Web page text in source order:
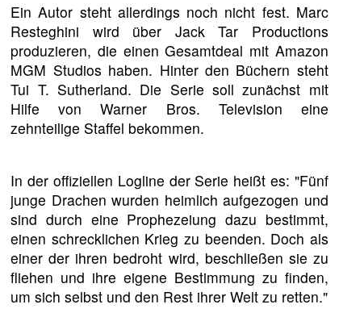
Ein Autor steht allerdings noch nicht fest. Marc
Resteghini wird über Jack Tar Productions
produzieren, die einen Gesamtdeal mit Amazon
MGM Studios haben. Hinter den Büchern steht
Tui T. Sutherland. Die Serie soll zunächst mit
Hilfe von Warner Bros. Television eine
zehnteilige Staffel bekommen.
In der offiziellen Logline der Serie heißt es: "Fünf
junge Drachen wurden heimlich aufgezogen und
sind durch eine Prophezeiung dazu bestimmt,
einen schrecklichen Krieg zu beenden. Doch als
einer der ihren bedroht wird, beschließen sie zu
fliehen und ihre eigene Bestimmung zu finden,
um sich selbst und den Rest ihrer Welt zu retten."